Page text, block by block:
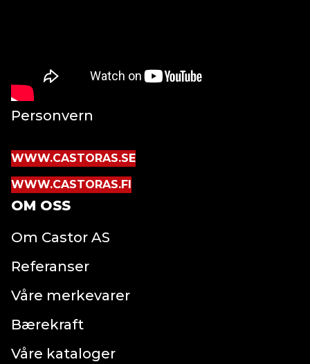
Salgs- og leveringsbetingelser
Personvern
WWW.CASTORAS.SE
WWW.CASTORAS.FI
OM OSS
Om Castor AS
Referanser
Våre merkevarer
Bærekraft
Våre kataloger